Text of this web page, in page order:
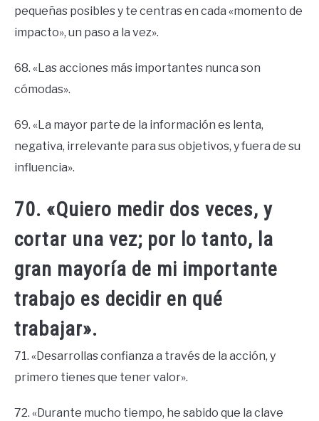
pequeñas posibles y te centras en cada «momento de
impacto», un paso a la vez».
68. «Las acciones más importantes nunca son
cómodas».
69. «La mayor parte de la información es lenta,
negativa, irrelevante para sus objetivos, y fuera de su
influencia».
70. «Quiero medir dos veces, y
cortar una vez; por lo tanto, la
gran mayoría de mi importante
trabajo es decidir en qué
trabajar».
71. «Desarrollas confianza a través de la acción, y
primero tienes que tener valor».
72. «Durante mucho tiempo, he sabido que la clave